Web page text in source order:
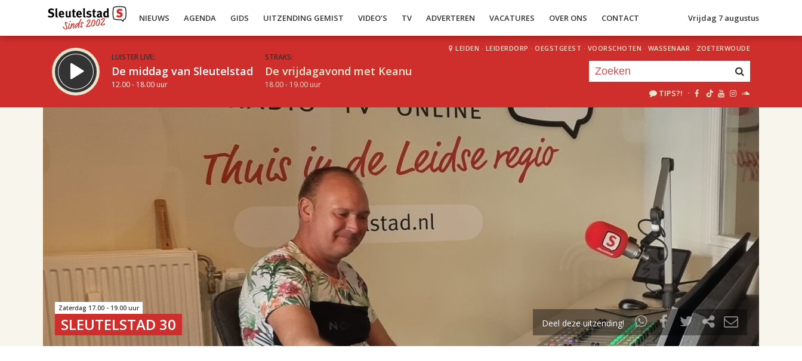
NIEUWS AGENDA GIDS UITZENDING GEMIST VIDEO’S TV ADVERTEREN VACATURES OVER ONS CONTACT Vrijdag 7 augustus
LUISTER LIVE:
De middag van Sleutelstad
12.00 - 18.00 uur
STRAKS:
De vrijdagavond met Keanu
18.00 - 19.00 uur
LEIDEN · LEIDERDORP · OEGSTGEEST · VOORSCHOTEN · WASSENAAR · ZOETERWOUDE
TIPS?! ·
uur 1 van 2
Volgend uur
Zaterdag 17.00 - 19.00 uur
SLEUTELSTAD 30 Deel deze uitzending!